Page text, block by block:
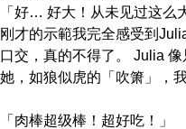
「好… 好大！从未见过这么
刚才的示範我完全感受到
口交，真的不得了。 Julia
她，如狼似虎的「吹箫」，
「肉棒超级棒！超好吃！」